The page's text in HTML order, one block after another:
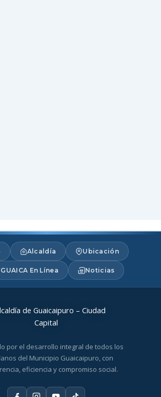
Alcaldía Ubicación
En Línea Noticias
por el desarrollo integral de todos los
del Municipio Guaicaipuro, con
eficiencia y compromiso social.